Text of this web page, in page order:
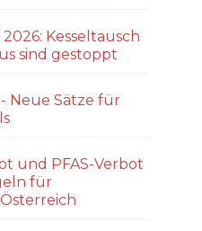
Kesseltausch
sind gestoppt
Neue Sätze für
und PFAS-Verbot
für